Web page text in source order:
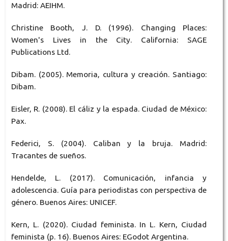
Madrid: AEIHM.
Christine Booth, J. D. (1996). Changing Places:
Women's Lives in the City. California: SAGE
Publications Ltd.
Dibam. (2005). Memoria, cultura y creación. Santiago:
Dibam.
Eisler, R. (2008). El cáliz y la espada. Ciudad de México:
Pax.
Federici, S. (2004). Caliban y la bruja. Madrid:
Tracantes de sueños.
Hendelde, L. (2017). Comunicación, infancia y
adolescencia. Guía para periodistas con perspectiva de
género. Buenos Aires: UNICEF.
Kern, L. (2020). Ciudad feminista. In L. Kern, Ciudad
feminista (p. 16). Buenos Aires: EGodot Argentina.